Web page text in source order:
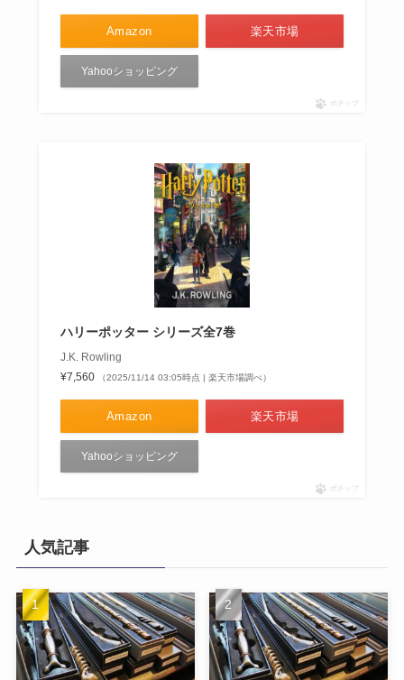
Amazon 楽天市場
Yahooショッピング
ポチップ
ハリーポッター シリーズ全7巻
J.K. Rowling
¥7,560
（2025/11/14 03:05時点 | 楽天市場調べ）
Amazon 楽天市場
Yahooショッピング
ポチップ
人気記事